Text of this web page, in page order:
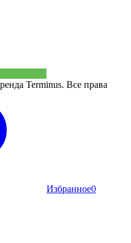
Terminus. Все права
Избранное0